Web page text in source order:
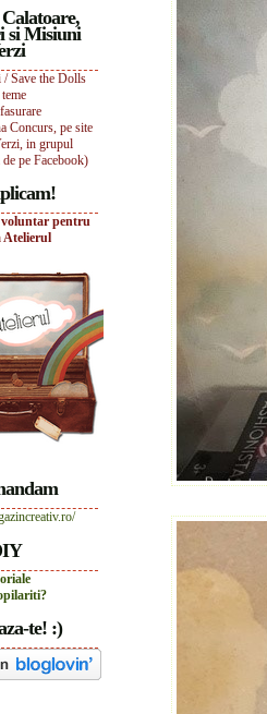
si Misiuni
/ Save the Dolls
Concurs, pe site
in grupul
pe Facebook)
pentru
Atelierul
te! :)